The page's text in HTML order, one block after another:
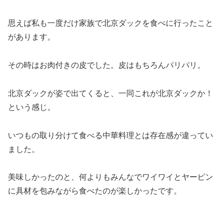
思えば私も一度だけ家族で北京ダックを食べに行ったこと
があります。
その時はお肉付きの皮でした。皮はもちろんパリパリ。
北京ダックが姿で出てくると、一同これが北京ダックか！
という感じ。
いつもの取り分けて食べる中華料理とは存在感が違ってい
ました。
美味しかったのと、何よりもみんなでワイワイとヤーピン
に具材を包みながら食べたのが楽しかったです。